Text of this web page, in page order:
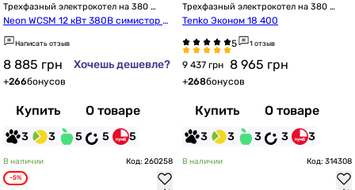
Трехфазный электрокотел на 380
Вольт
Neon WCSM 12 кВт 380В симистор P
hilips с насосом (m112313)
Написать отзыв
8 885 грн Хочешь дешевле?
+266бонусов
Купить О товаре
3 3 5 5 5
Трехфазный электрокотел на 380
Вольт
Tenko Эконом 18 400
1 отзыв
9 437 грн 8 965 грн
+268бонусов
Купить О товаре
3 3 3 3 3
В наличии Код: 260258
-5%
В наличии Код: 314308